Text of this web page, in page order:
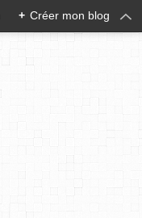
+ Créer mon blog